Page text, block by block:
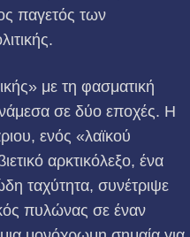
παγετός των
με τη φασματική
σε δύο εποχές. Η
ενός «λαϊκού
αρκτικόλεξο, ένα
ταχύτητα, συνέτριψε
πυλώνας σε έναν